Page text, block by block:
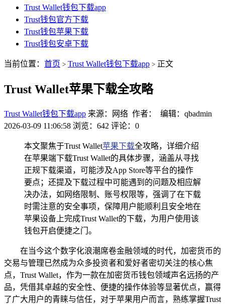
Trust Wallet钱包下载app
Trust钱包官方下载
Trust钱包苹果下载
Trust钱包安卓下载
当前位置： 首页 > Trust Wallet钱包下载app > 正文
Trust Wallet苹果下载全攻略
Trust Wallet钱包下载app 来源：网络 作者： 编辑：qbadmin
2026-03-09 11:06:58 浏览：642 评论：0
本文聚焦于Trust Wallet苹果下载全攻略，详细介绍
在苹果端下载Trust Wallet的具体步骤，涵盖从寻找
正规下载渠道，可能涉及App Store等平台的操作
要点；还提及下载过程中可能遇到的问题及相应解
决办法，如网络限制、账号权限等，强调了在下载
时需注意的安全事项，保障用户能顺利且安全地在
苹果设备上完成Trust Wallet的下载，为用户使用该
钱包开启便捷之门。
在当今这个数字化浪潮席卷金融领域的时代，加密货币的
交易与管理已然成为众多投资者和爱好者密切关注的核心焦
点，Trust Wallet，作为一款在加密货币钱包领域声名远扬的产
品，凭借其卓越的安全性、便捷的操作体验等显著优点，赢得
了广大用户的青睐与信任，对于苹果用户而言，熟练掌握Trust